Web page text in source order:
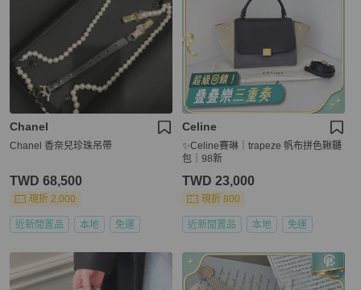
Chanel
Chanel 香奈兒珍珠吊帶
TWD 68,500
現折 2,000
近新閒置品 本地 免運
Celine
✨Celine賽琳｜trapeze 帆布拼色鞦韆
包｜98新
TWD 23,000
現折 800
近新閒置品 本地 免運